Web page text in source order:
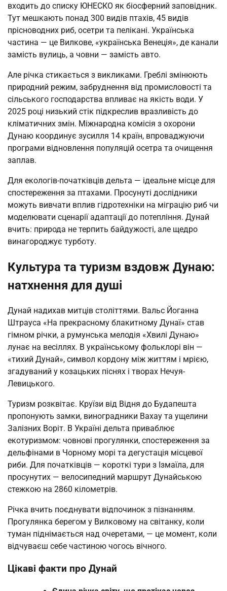
входить до списку ЮНЕСКО як біосферний заповідник.
Тут мешкають понад 300 видів птахів, 45 видів
прісноводних риб, осетри та пелікані. Українська
частина — це Вилкове, «українська Венеція», де канали
замість вулиць, а човни — замість авто.
Але річка стикається з викликами. Греблі змінюють
природний режим, забруднення від промисловості та
сільського господарства впливає на якість води. У
2025 році низький стік підкреслив вразливість до
кліматичних змін. Міжнародна комісія з охорони
Дунаю координує зусилля 14 країн, впроваджуючи
програми відновлення популяцій осетра та очищення
заплав.
Для екологів-початківців дельта — ідеальне місце для
спостереження за птахами. Просунуті дослідники
можуть вивчати вплив гідротехніки на міграцію риб чи
моделювати сценарії адаптації до потепління. Дунай
вчить: природа не терпить байдужості, але щедро
винагороджує турботу.
Культура та туризм вздовж Дунаю:
натхнення для душі
Дунай надихав митців століттями. Вальс Йоганна
Штрауса «На прекрасному блакитному Дунаї» став
гімном річки, а румунська мелодія «Хвилі Дунаю»
лунає на весіллях. В українському фольклорі він —
«тихий Дунай», символ кордону між життям і мрією,
згадуваний у козацьких піснях і творах Нечуя-
Левицького.
Туризм розквітає. Круїзи від Відня до Будапешта
пропонують замки, виноградники Вахау та ущелини
Залізних Воріт. В Україні дельта приваблює
екотуризмом: човнові прогулянки, спостереження за
дельфінами в Чорному морі та дегустація місцевої
риби. Для початківців — короткі тури з Ізмаїла, для
просунутих — велосипедний маршрут Дунайською
стежкою на 2860 кілометрів.
Річка вчить поєднувати відпочинок з пізнанням.
Прогулянка берегом у Вилковому на світанку, коли
туман піднімається над очеретами, — це момент, коли
відчуваєш себе частиною чогось вічного.
Цікаві факти про Дунай